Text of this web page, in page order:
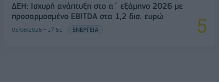
ΔΕΗ: Ισχυρή ανάπτυξη στο α΄ εξάμηνο 2026 με
προσαρμοσμένο EBITDA στα 1,2 δισ. ευρώ
05/08/2026 - 17:51 ΕΝΕΡΓΕΙΑ